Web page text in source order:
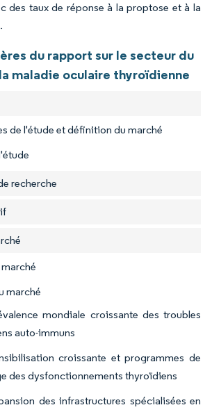
des taux de réponse à la proptose et à la
du rapport sur le secteur du
maladie oculaire thyroïdienne
de l'étude et définition du marché
recherche
marché
mondiale croissante des troubles
auto-immuns
croissante et programmes de
des dysfonctionnements thyroïdiens
des infrastructures spécialisées en